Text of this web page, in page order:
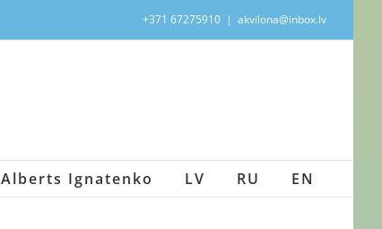
+371 67275910 | akvilona@inbox.lv
Alberts Ignatenko LV RU EN